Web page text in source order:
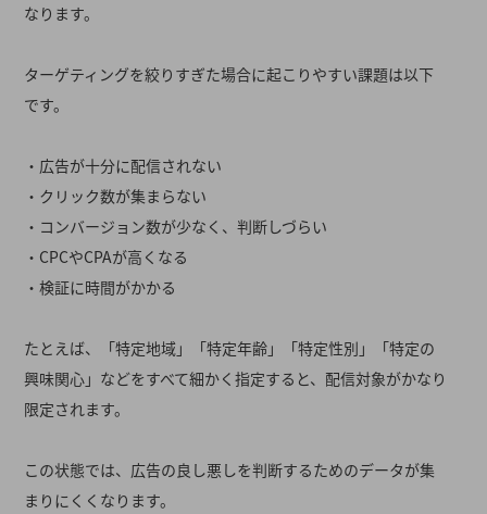
なります。
ターゲティングを絞りすぎた場合に起こりやすい課題は以下
です。
・広告が十分に配信されない
・クリック数が集まらない
・コンバージョン数が少なく、判断しづらい
・CPCやCPAが高くなる
・検証に時間がかかる
たとえば、「特定地域」「特定年齢」「特定性別」「特定の
興味関心」などをすべて細かく指定すると、配信対象がかなり
限定されます。
この状態では、広告の良し悪しを判断するためのデータが集
まりにくくなります。